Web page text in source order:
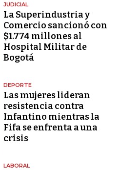
JUDICIAL
La Superindustria y
Comercio sancionó con
$1.774 millones al
Hospital Militar de
Bogotá
DEPORTE
Las mujeres lideran
resistencia contra
Infantino mientras la
Fifa se enfrenta a una
crisis
LABORAL